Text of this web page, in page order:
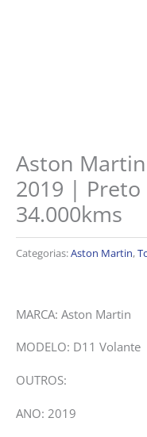
Aston
2019 |
34.000kms
Categorias:Aston Martin,
MARCA: Aston Martin
MODELO: D11 Volante
OUTROS:
ANO: 2019